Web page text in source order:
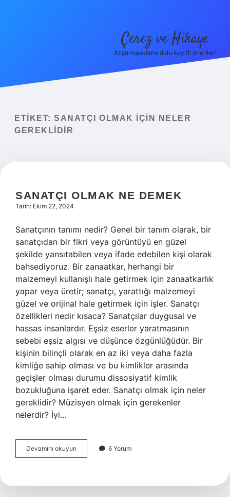
Yasal Uyarı
menüyü Çerez ve Hikaye
Atıştırmalıklarla dolu keyifli öneriler!
ETIKET: SANATÇI OLMAK IÇIN NELER
GEREKLIDIR
SANATÇI OLMAK NE DEMEK
Tarih: Ekim 22, 2024
Sanatçının tanımı nedir? Genel bir tanım olarak, bir
sanatçıdan bir fikri veya görüntüyü en güzel
şekilde yansıtabilen veya ifade edebilen kişi olarak
bahsediyoruz. Bir zanaatkar, herhangi bir
malzemeyi kullanışlı hale getirmek için zanaatkarlık
yapar veya üretir; sanatçı, yarattığı malzemeyi
güzel ve orijinal hale getirmek için işler. Sanatçı
özellikleri nedir kısaca? Sanatçılar duygusal ve
hassas insanlardır. Eşsiz eserler yaratmasının
sebebi eşsiz algısı ve düşünce özgünlüğüdür. Bir
kişinin bilinçli olarak en az iki veya daha fazla
kimliğe sahip olması ve bu kimlikler arasında
geçişler olması durumu dissosiyatif kimlik
bozukluğuna işaret eder. Sanatçı olmak için neler
gereklidir? Müzisyen olmak için gerekenler
nelerdir? İyi…
Devamını okuyun
Olmak
6 Yorum